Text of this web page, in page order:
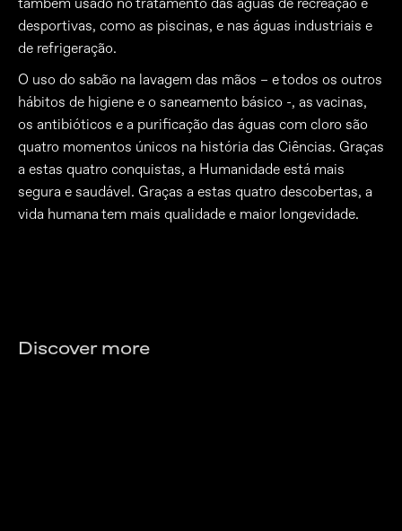
desportivas, como as piscinas, e nas águas industriais e
de refrigeração.
O uso do sabão na lavagem das mãos – e todos os outros
hábitos de higiene e o saneamento básico -, as vacinas,
os antibióticos e a purificação das águas com cloro são
quatro momentos únicos na história das Ciências. Graças
a estas quatro conquistas, a Humanidade está mais
segura e saudável. Graças a estas quatro descobertas, a
vida humana tem mais qualidade e maior longevidade.
Discover more